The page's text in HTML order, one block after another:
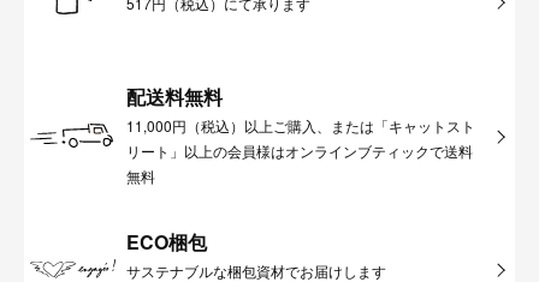
配送料無料
11,000円（税込）以上ご購入、または「キャットスト
リート」以上の会員様はオンラインブティックで送料
無料
ECO梱包
サステナブルな梱包資材でお届けします